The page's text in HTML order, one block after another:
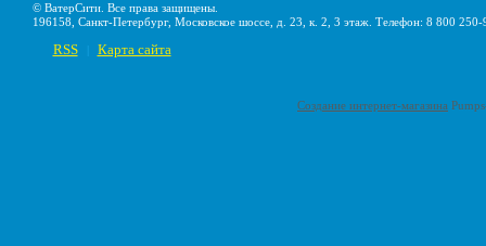
© ВатерСити. Все права защищены.
196158, Санкт-Петербург, Московское шоссе, д. 23, к. 2, 3 этаж. Телефон: 8 800
RSS Карта сайта
Создание интернет-магазина